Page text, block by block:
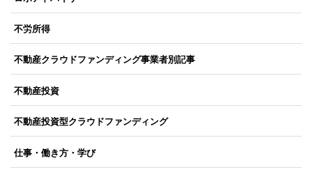
不労所得
不動産クラウドファンディング事業者別記事
不動産投資
不動産投資型クラウドファンディング
仕事・働き方・学び